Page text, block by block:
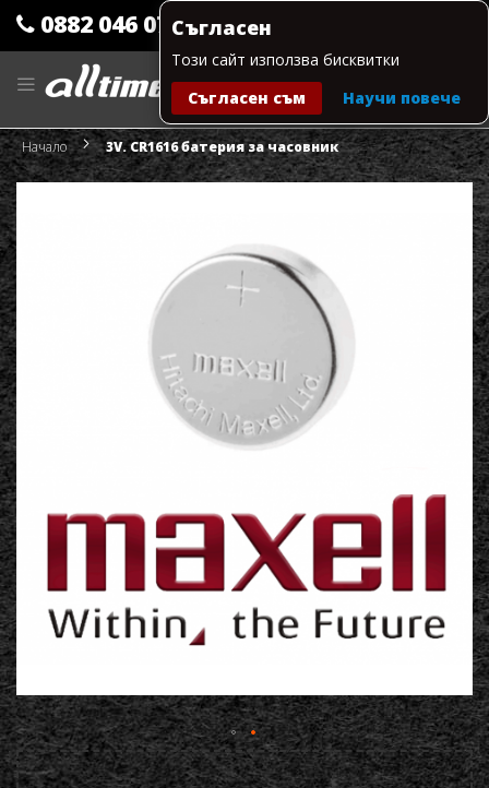
Съгласен
Този сайт използва бисквитки
Съгласен съм
Научи повече
0882 046 079
Прескачане
към
Моята количка
Начало 3V. CR1616 батерия за часовник